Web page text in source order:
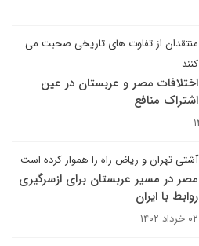
منتقدان از تفاوت های تاریخی صحبت می
کنند
اختلافات مصر و عربستان در عین
اشتراک منافع
آشتی تهران و ریاض راه را هموار کرده است
مصر در مسیر عربستان برای ازسرگیری
روابط با ایران
۰۲ خرداد ۱۴۰۲